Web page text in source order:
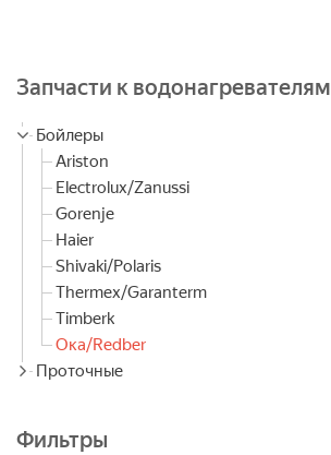
Запчасти к водонагревателям
Бойлеры
Ariston
Electrolux/Zanussi
Gorenje
Haier
Shivaki/Polaris
Thermex/Garanterm
Timberk
Ока/Redber
Проточные
Фильтры